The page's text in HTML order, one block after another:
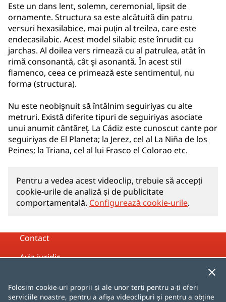
Este un dans lent, solemn, ceremonial, lipsit de
ornamente. Structura sa este alcătuită din patru
versuri hexasilabice, mai puţin al treilea, care este
endecasilabic. Acest model silabic este înrudit cu
jarchas. Al doilea vers rimează cu al patrulea, atât în
rimă consonantă, cât şi asonantă. În acest stil
flamenco, ceea ce primează este sentimentul, nu
forma (structura).
Nu este neobişnuit să întâlnim seguiriyas cu alte
metruri. Există diferite tipuri de seguiriyas asociate
unui anumit cântăreţ. La Cádiz este cunoscut cante por
seguiriyas de El Planeta; la Jerez, cel al La Niña de los
Peines; la Triana, cel al lui Frasco el Colorao etc.
Pentru a vedea acest videoclip, trebuie să accepți
cookie-urile de analiză și de publicitate
comportamentală. Configurează cookie-urile.
Contact
Aviz juridic
Politica de cookie-uri
Folosim cookie-uri proprii și ale unor terți pentru a-ți oferi
serviciile noastre, pentru a afișa videoclipuri și pentru a obține